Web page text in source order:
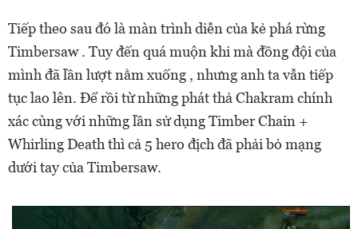
Tiếp theo sau đó là màn trình diễn của kẻ phá rừng
Timbersaw . Tuy đến quá muộn khi mà đồng đội của
mình đã lần lượt nằm xuống , nhưng anh ta vẫn tiếp
tục lao lên. Để rồi từ những phát thả Chakram chính
xác cùng với những lần sử dụng Timber Chain +
Whirling Death thì cả 5 hero địch đã phải bỏ mạng
dưới tay của Timbersaw.